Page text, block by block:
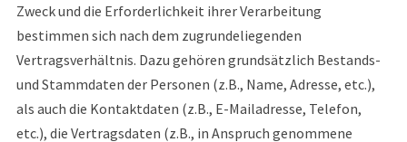
Zweck und die Erforderlichkeit ihrer Verarbeitung
bestimmen sich nach dem zugrundeliegenden
Vertragsverhältnis. Dazu gehören grundsätzlich Bestands-
und Stammdaten der Personen (z.B., Name, Adresse, etc.),
als auch die Kontaktdaten (z.B., E-Mailadresse, Telefon,
etc.), die Vertragsdaten (z.B., in Anspruch genommene